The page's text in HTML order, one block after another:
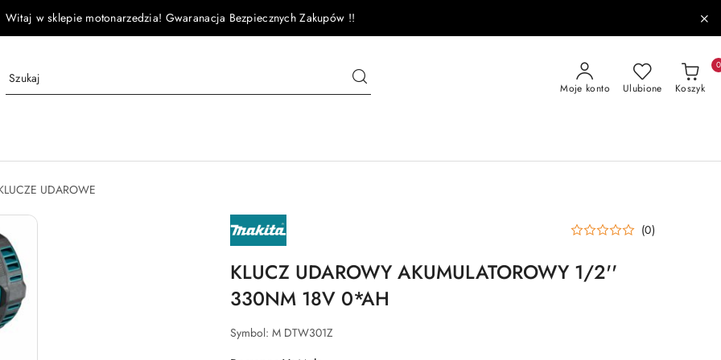
Witaj w sklepie motonarzedzia! Gwaranacja Bezpiecznych Zakupów !!
Moje konto Ulubione Koszyk
0
UDAROWE
NAZWA
PRODUCENTA:
MAKITA
(0)
KLUCZ UDAROWY AKUMULATOROWY 1/2''
330NM 18V 0*AH
Symbol: M DTW301Z